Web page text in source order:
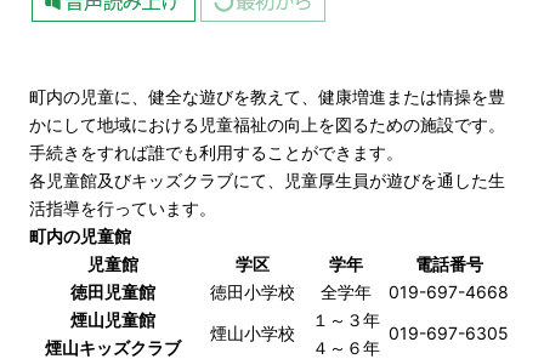
町内の児童に、健全な遊びを教えて、健康増進または情操を豊
かにして地域における児童福祉の向上を図るための施設です。
手続きをすれば誰でも利用することができます。
各児童館及びキッズクラブにて、児童厚生員が遊びを通した生
活指導を行っています。
町内の児童館
児童館
学区 学年
電話番号
徳田児童館
徳田小学校 全学年
019-697-4668
煙山児童館
煙山小学校
１～３年
019-697-6305
煙山キッズクラブ
４～６年